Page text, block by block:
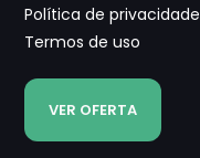
Política de privacidade
Termos de uso
VER OFERTA